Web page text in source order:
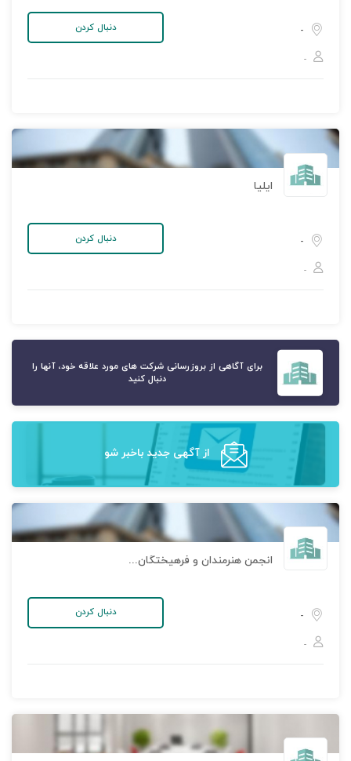
-
-
دنبال کردن
ایلیا
-
-
دنبال کردن
برای آگاهی از بروزرسانی شرکت های مورد علاقه خود، آنها را
دنبال کنید
از آگهی‌ جدید باخبر شو
انجمن هنرمندان و فرهیختگان فارس
-
-
دنبال کردن